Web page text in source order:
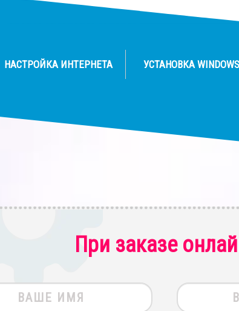
НАСТРОЙКА ИНТЕРНЕТА УСТАНОВКА WINDOWS
При заказе